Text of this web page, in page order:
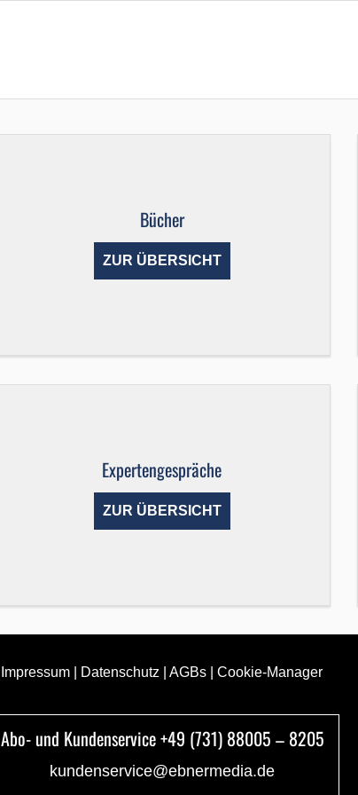
Bücher
ZUR ÜBERSICHT
Expertengespräche
ZUR ÜBERSICHT
Impressum Datenschutz |AGBs |Cookie-Manager
Abo- und Kundenservice +49 (731) 88005 – 8205
kundenservice@ebnermedia.de